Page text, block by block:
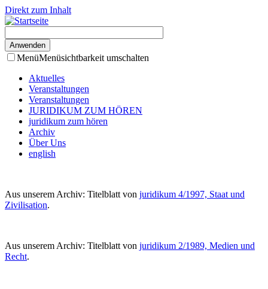
Direkt zum Inhalt
MenüMenüsichtbarkeit umschalten
Aktuelles
Veranstaltungen
Veranstaltungen
JURIDIKUM ZUM HÖREN
juridikum zum hören
Archiv
Über Uns
english
Aus unserem Archiv: Titelblatt von juridikum 4/1997, Staat und
Zivilisation.
Aus unserem Archiv: Titelblatt von juridikum 2/1989, Medien und
Recht.